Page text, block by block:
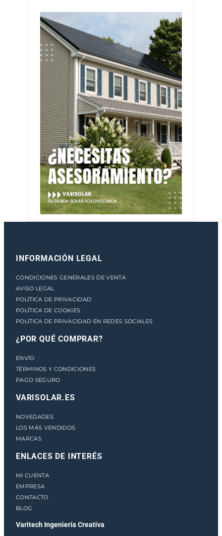
INFORMACIÓN LEGAL
CONDICIONES GENERALES DE VENTA
AVISO LEGAL
POLÍTICA DE PRIVACIDAD
POLÍTICA DE COOKIES
POLÍTICA DE PRIVACIDAD EN REDES SOCIALES
¿POR QUÉ COMPRAR?
ENVÍO
TÉRMINOS Y CONDICIONES
PAGO SEGURO
VARISOLAR.ES
NOVEDADES
LOS MÁS VENDIDOS
MARCAS
ENLACES DE INTERÉS
MI CUENTA
EMPRESA
CONTACTO
BLOG
Varitech Ingeniería Creativa